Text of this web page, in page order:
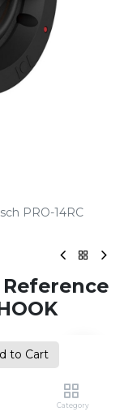
to Cart
Category
PRO-14RC